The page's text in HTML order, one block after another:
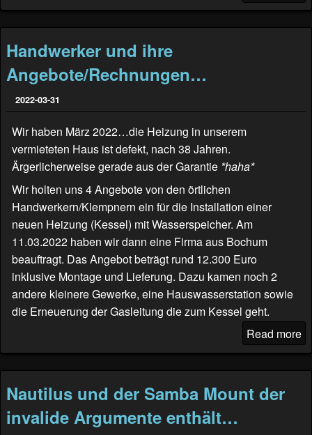
Handwerker und ihre
Angebote/Rechnungen…
2022-03-31
Wir haben März 2022…die Heizung in unserem
vermieteten Haus ist defekt, nach 38 Jahren.
Ärgerlicherweise gerade aus der Garantie *haha*
Wir holten uns 4 Angebote von den örtlichen
Handwerkern/Klempnern ein für die Installation einer
neuen Heizung (Kessel) mit Wasserspeicher. Am
11.03.2022 haben wir dann eine Firma aus Bochum
beauftragt. Das Angebot beträgt rund 12.300 Euro
inklusive Montage und Lieferung. Dazu kamen noch 2
andere kleinere Gewerke, eine Hauswasserstation sowie
die Erneuerung der Gasleitung die zum Kessel geht.
Read more
Nautilus und der Samba Mount der
invalide Argumente enthält…